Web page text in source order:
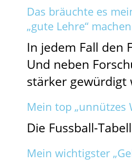
Das bräuchte es
„gute Lehre“
In jedem Fall den
Und neben
stärker gewürdigt
Mein top „unnützes
Die Fussball-
Mein wichtigster